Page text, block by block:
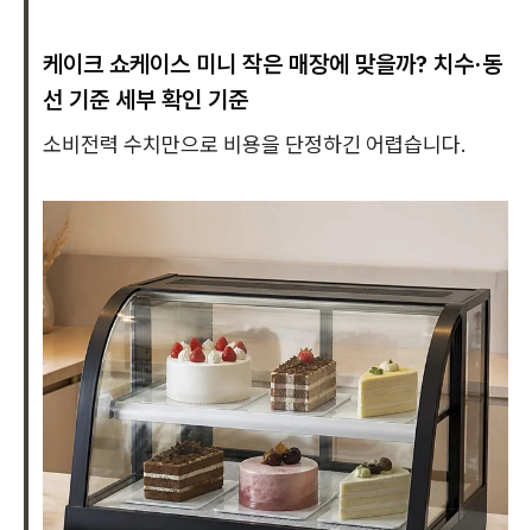
케이크 쇼케이스 미니 작은 매장에 맞을까? 치수·동
선 기준 세부 확인 기준
소비전력 수치만으로 비용을 단정하긴 어렵습니다.